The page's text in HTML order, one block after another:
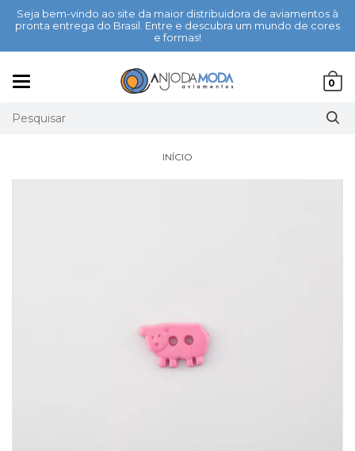
Seja bem-vindo ao site da maior distribuidora de aviamentos à
pronta entrega do Brasil. Entre e descubra um mundo de cores
e formas!
0
INÍCIO